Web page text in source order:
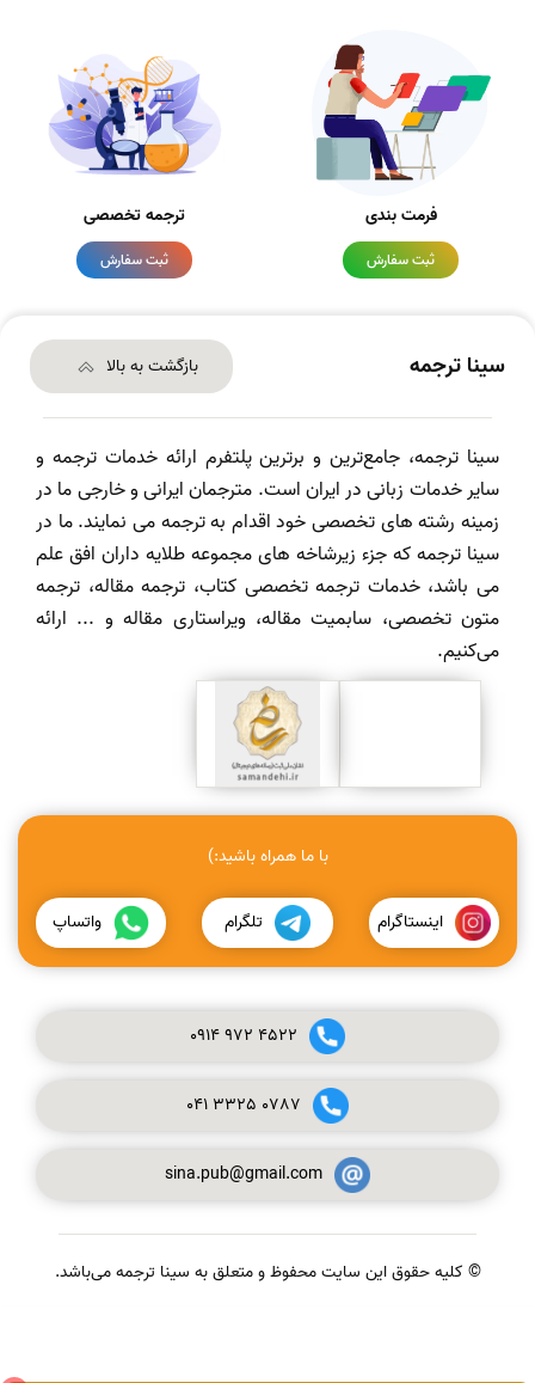
فرمت بندی
ثبت سفارش
ترجمه تخصصی
ثبت سفارش
سینا ترجمه بازگشت به بالا
سینا ترجمه، جامع‌ترین و برترین پلتفرم ارائه خدمات ترجمه و
سایر خدمات زبانی در ایران است. مترجمان ایرانی و خارجی ما در
زمینه رشته های تخصصی خود اقدام به ترجمه می نمایند. ما در
سینا ترجمه که جزء زیرشاخه های مجموعه طلایه داران افق علم
می باشد، خدمات ترجمه تخصصی کتاب، ترجمه مقاله، ترجمه
متون تخصصی، سابمیت مقاله، ویراستاری مقاله و ... ارائه
می‌کنیم.
با ما همراه باشید:)
اینستاگرام تلگرام واتساپ
0914972 4522
041 3325 0787
sina.pub@gmail.com
© کلیه حقوق این سایت محفوظ و متعلق به سینا ترجمه می‌باشد.